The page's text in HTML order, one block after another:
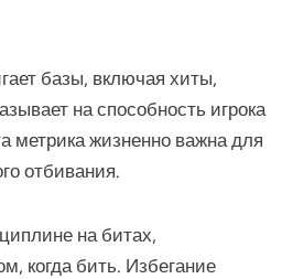
базы, включая хиты,
на способность игрока
метрика жизненно важна для
отбивания.
на битах,
когда бить. Избегание